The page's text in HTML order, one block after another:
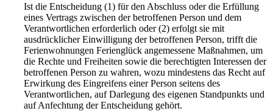
Ist die Entscheidung (1) für den Abschluss oder die Erfüllung
eines Vertrags zwischen der betroffenen Person und dem
Verantwortlichen erforderlich oder (2) erfolgt sie mit
ausdrücklicher Einwilligung der betroffenen Person, trifft die
Ferienwohnungen Ferienglück angemessene Maßnahmen, um
die Rechte und Freiheiten sowie die berechtigten Interessen der
betroffenen Person zu wahren, wozu mindestens das Recht auf
Erwirkung des Eingreifens einer Person seitens des
Verantwortlichen, auf Darlegung des eigenen Standpunkts und
auf Anfechtung der Entscheidung gehört.